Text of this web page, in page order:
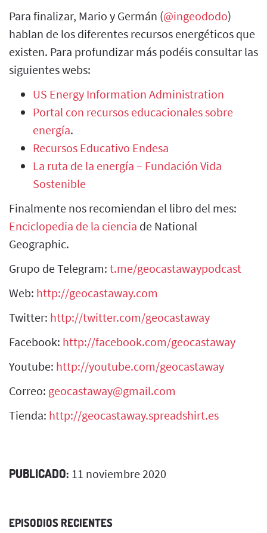
Para finalizar, Mario y Germán (@ingeododo)
hablan de los diferentes recursos energéticos que
existen. Para profundizar más podéis consultar las
siguientes webs:
US Energy Information Administration
Portal con recursos educacionales sobre
energía.
Recursos Educativo Endesa
La ruta de la energía – Fundación Vida
Sostenible
Finalmente nos recomiendan el libro del mes:
Enciclopedia de la ciencia de National
Geographic.
Grupo de Telegram: t.me/geocastawaypodcast
Web: http://geocastaway.com
Twitter: http://twitter.com/geocastaway
Facebook: http://facebook.com/geocastaway
Youtube: http://youtube.com/geocastaway
Correo: geocastaway@gmail.com
Tienda: http://geocastaway.spreadshirt.es
PUBLICADO: 11 noviembre 2020
EPISODIOS RECIENTES